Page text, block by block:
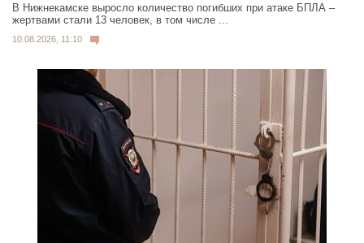
В Нижнекамске выросло количество погибших при атаке БПЛА –
жертвами стали 13 человек, в том числе ...
10.08.2026, 11:10